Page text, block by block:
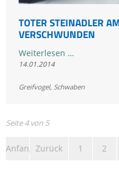
TOTER STEINADLER
VERSCHWUNDEN
Weiterlesen …
14.01.2014
Greifvogel, Schwaben
Seite 4 von 5
Anfang Zurück 1 2